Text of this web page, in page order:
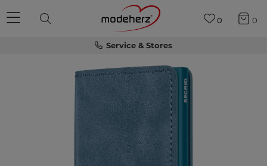
Service & Stores
0 0